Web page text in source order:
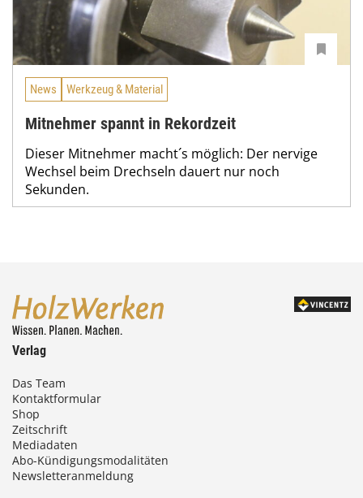
News Werkzeug & Material
Mitnehmer spannt in Rekordzeit
Dieser Mitnehmer macht´s möglich: Der nervige
Wechsel beim Drechseln dauert nur noch
Sekunden.
Verlag
Das Team
Kontaktformular
Shop
Zeitschrift
Mediadaten
Abo-Kündigungsmodalitäten
Newsletteranmeldung